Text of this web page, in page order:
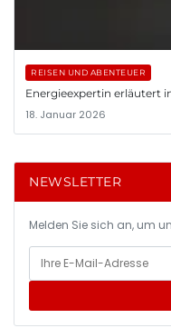
REISEN UND ABENTEUER
Energieexpertin erläutert
18. Januar 2026
NEWSLETTER
Melden Sie sich an, um